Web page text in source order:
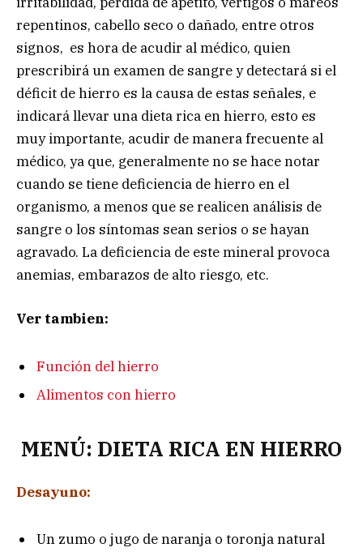
repentinos, cabello seco o dañado, entre otros
signos, es hora de acudir al médico, quien
prescribirá un examen de sangre y detectará si el
déficit de hierro es la causa de estas señales, e
indicará llevar una dieta rica en hierro, esto es
muy importante, acudir de manera frecuente al
médico, ya que, generalmente no se hace notar
cuando se tiene deficiencia de hierro en el
organismo, a menos que se realicen análisis de
sangre o los síntomas sean serios o se hayan
agravado. La deficiencia de este mineral provoca
anemias, embarazos de alto riesgo, etc.
Ver tambien:
Función del hierro
Alimentos con hierro
MENÚ: DIETA RICA EN HIERRO
Desayuno:
Un zumo o jugo de naranja o toronja natural